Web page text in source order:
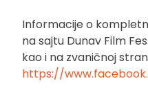
Informacije o
na sajtu Dunav Film
kao i na zvaničnoj
https://